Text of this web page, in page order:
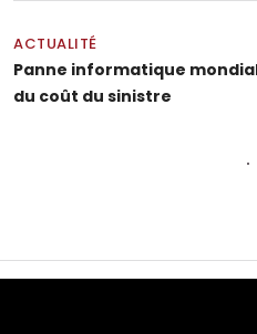
ACTUALITÉ
Panne informatique
du coût du sinistre